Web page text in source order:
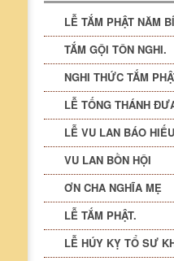
LỄ TẮM PHẬT NĂM
TẮM GỘI TÔN NGHI.
NGHI THỨC TẮM
LỄ TỐNG THÁNH
LỄ VU LAN BÁO
VU LAN BỒN HỘI
ƠN CHA NGHĨA MẸ
LỄ TẮM PHẬT.
LỄ HÚY KỴ TỔ SƯ